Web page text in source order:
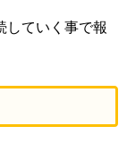
していく事で報